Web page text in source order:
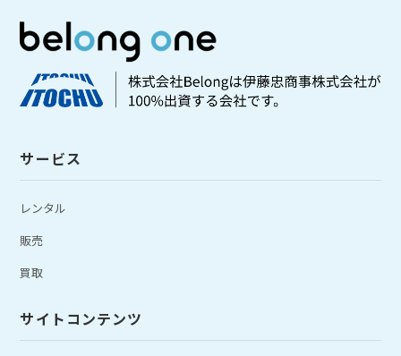
サービス
レンタル
販売
買取
サイトコンテンツ